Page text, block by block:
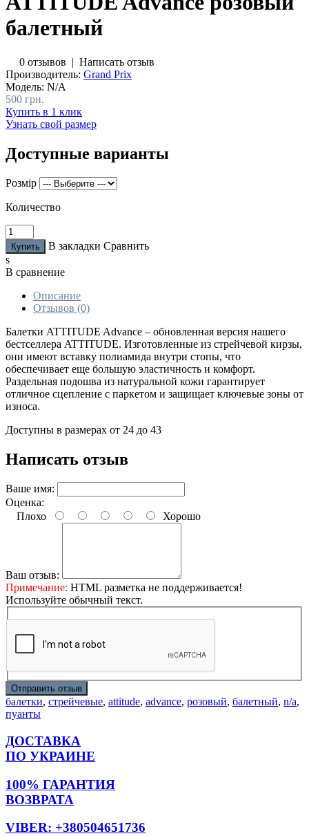
балетный
0 отзывов | Написать отзыв
Производитель: Grand Prix
Модель: N/A
500 грн.
Купить в 1 клик
Узнать свой размер
Доступные варианты
Розмір
Количество
В закладки Сравнить
s
В сравнение
Описание
Отзывов (0)
Балетки ATTITUDE Advance – обновленная версия нашего
бестселлера ATTITUDE. Изготовленные из стрейчевой кирзы,
они имеют вставку полиамида внутри стопы, что
обеспечивает еще большую эластичность и комфорт.
Раздельная подошва из натуральной кожи гарантирует
отличное сцепление с паркетом и защищает ключевые зоны от
износа.
Доступны в размерах от 24 до 43
Написать отзыв
Ваше имя:
Оценка:
Плохо
Хорошо
Ваш отзыв:
Примечание: HTML разметка не поддерживается!
Используйте обычный текст.
Отправить отзыв
балетки, стрейчевые, attitude, advance, розовый, балетный, n/a,
пуанты
ДОСТАВКА
ПО УКРАИНЕ
100% ГАРАНТИЯ
ВОЗВРАТА
VIBER: +380504651736